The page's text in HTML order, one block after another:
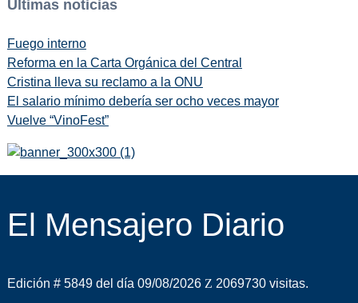
Últimas noticias
Fuego interno
Reforma en la Carta Orgánica del Central
Cristina lleva su reclamo a la ONU
El salario mínimo debería ser ocho veces mayor
Vuelve “VinoFest”
El Mensajero Diario
Edición # 5849 del día 09/08/2026 2069730 visitas.